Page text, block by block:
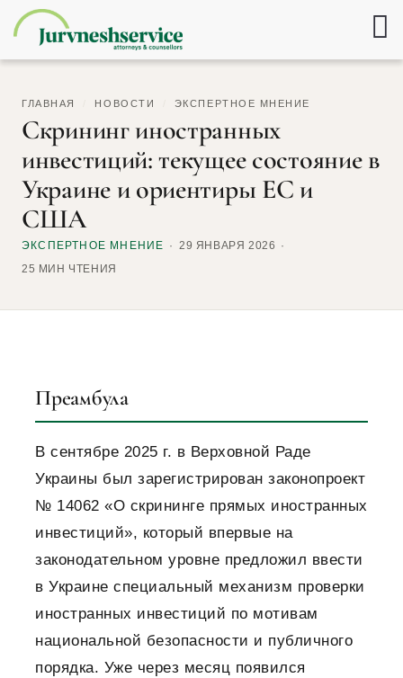
ГЛАВНАЯ НОВОСТИ ЭКСПЕРТНОЕ МНЕНИЕ
Скрининг иностранных
инвестиций: текущее состояние в
Украине и ориентиры ЕС и
США
ЭКСПЕРТНОЕ МНЕНИЕ
29 ЯНВАРЯ 2026
25 МИН ЧТЕНИЯ
Преамбула
В сентябре 2025 г. в Верховной Раде
Украины был зарегистрирован законопроект
№ 14062 «О скрининге прямых иностранных
инвестиций», который впервые на
законодательном уровне предложил ввести
в Украине специальный механизм проверки
иностранных инвестиций по мотивам
национальной безопасности и публичного
порядка. Уже через месяц появился